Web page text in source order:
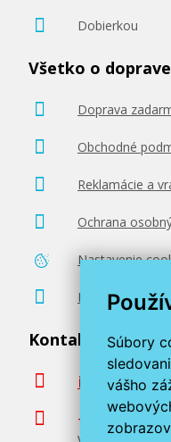
Súbory
vášho
Dobierkou
Všetko o
Doprava
Obchodné
Reklamácie a
Ochrana
Nastavenie
Poradenstvo
Kontaktujte nás
+420 377